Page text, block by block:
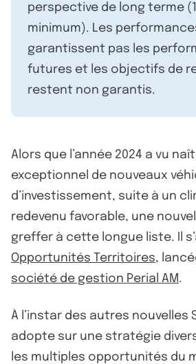
perspective de long terme
minimum). Les
garantissent pas les
futures et les objectifs de
restent non garantis.
Alors que l’année 2024 a vu
exceptionnel de nouveaux
d’investissement, suite à un
redevenu favorable, une
greffer à cette longue liste. Il
Opportunités Territoires,
société de gestion Perial AM.
À l’instar des autres nouvelles
adopte sur une stratégie
les multiples opportunités du